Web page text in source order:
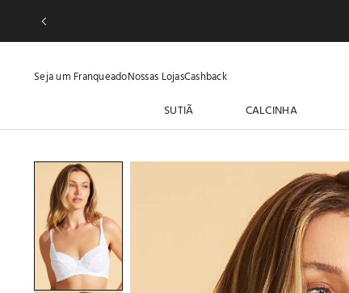
Seja um FranqueadoNossas LojasCashback
SUTIÃ CALCINHA